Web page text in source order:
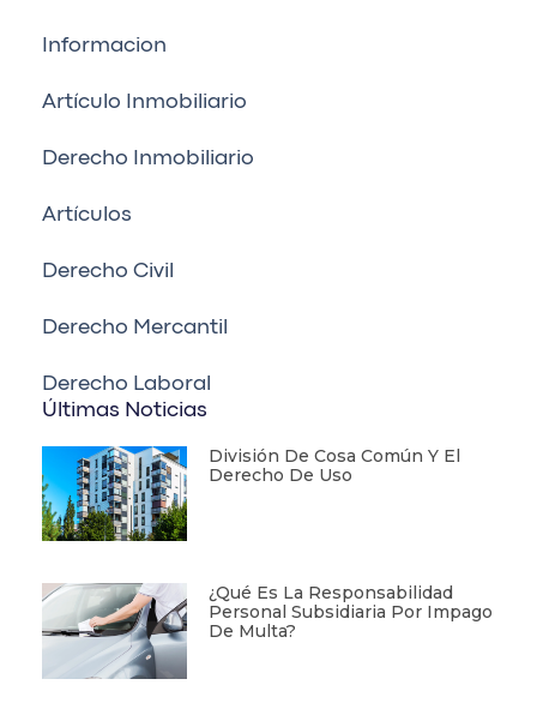
Informacion
Artículo Inmobiliario
Derecho Inmobiliario
Artículos
Derecho Civil
Derecho Mercantil
Derecho Laboral
Últimas Noticias
División De Cosa Común Y El
Derecho De Uso
¿Qué Es La Responsabilidad
Personal Subsidiaria Por Impago
De Multa?